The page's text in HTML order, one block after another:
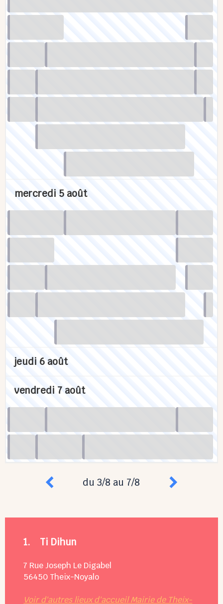
mercredi 5 août
jeudi 6 août
vendredi 7 août
du 3/8 au 7/8
1. Ti Dihun
7 Rue Joseph Le Digabel
56450 Theix-Noyalo
Voir d'autres lieux d'accueil Mairie de Theix-